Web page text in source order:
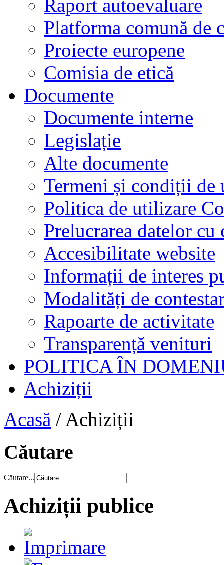
Raport autoevaluare
Platforma comună de
Proiecte europene
Comisia de etică
Documente
Documente interne
Legislație
Alte documente
Termeni și condiții de
Politica de utilizare
Prelucrarea datelor cu
Accesibilitate website
Informații de interes
Modalități de
Rapoarte de activitate
Transparență venituri
POLITICA ÎN
Achiziții
Acasă / Achiziții
Căutare
Căutare...
Achiziții publice